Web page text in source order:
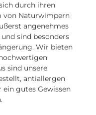
durch ihren
von Naturwimpern
angenehmes
sind besonders
Wir bieten
sind unsere
antiallergen
gutes Gewissen